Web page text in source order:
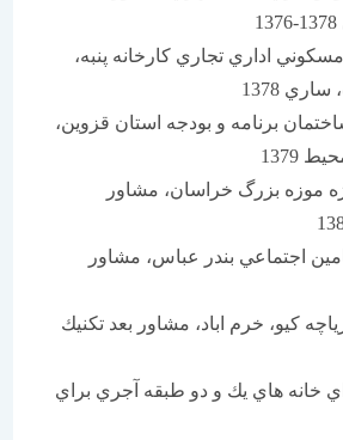
تجاري كارخانه پنبه،
و بودجه استان قزوين،
بزرگ خراسان، مشاور
بندر عباس، مشاور
خرم اباد، مشاور بعد تكنيك
هاي يك و دو طبقه آجري براي